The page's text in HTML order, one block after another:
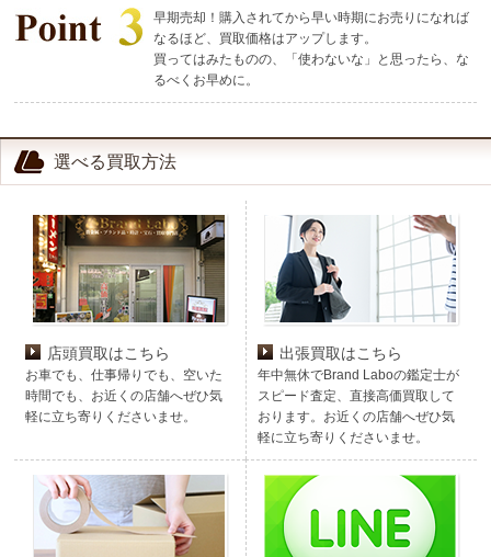
早期売却！購入されてから早い時期にお売りになれば
なるほど、買取価格はアップします。
買ってはみたものの、「使わないな」と思ったら、な
るべくお早めに。
選べる買取方法
店頭買取はこちら
お車でも、仕事帰りでも、空いた
時間でも、お近くの店舗へぜひ気
軽に立ち寄りくださいませ。
出張買取はこちら
年中無休でBrand Laboの鑑定士が
スピード査定、直接高価買取して
おります。お近くの店舗へぜひ気
軽に立ち寄りくださいませ。